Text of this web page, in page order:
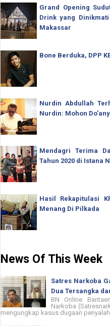
Grand Opening
Drink yang
Makassar
Bone Berduka, DPP
Nurdin Abdullah
Nurdin: Mohon
Mendagri Terima
Tahun 2020 di Istana
Hasil Rekapitulasi
Menang Di Pilkada
News Of This Week
Satres Narkoba
Dua Tersangka
BN Online
Narkoba
mengungkap kasus dugaan